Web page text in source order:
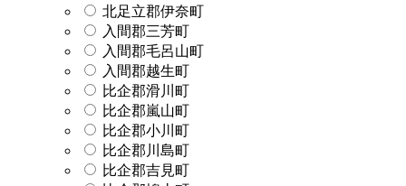
北足立郡伊奈町
入間郡三芳町
入間郡毛呂山町
入間郡越生町
比企郡滑川町
比企郡嵐山町
比企郡小川町
比企郡川島町
比企郡吉見町